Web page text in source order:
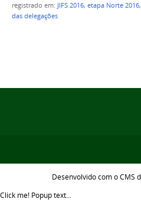
registrado em: JIFS 2016, etapa Norte 2016,
das delegações
Desenvolvido com o CMS
Click me! Popup text...